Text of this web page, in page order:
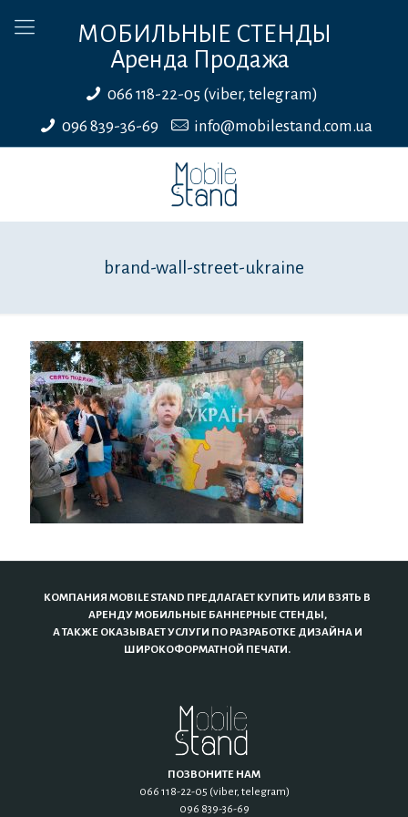
МОБИЛЬНЫЕ СТЕНДЫ
Аренда Продажа
066 118-22-05 (viber, telegram)
096 839-36-69
info@mobilestand.com.ua
brand-wall-street-ukraine
КОМПАНИЯ MOBILE STAND ПРЕДЛАГАЕТ КУПИТЬ ИЛИ ВЗЯТЬ В
АРЕНДУ МОБИЛЬНЫЕ БАННЕРНЫЕ СТЕНДЫ,
А ТАКЖЕ ОКАЗЫВАЕТ УСЛУГИ ПО РАЗРАБОТКЕ ДИЗАЙНА И
ШИРОКОФОРМАТНОЙ ПЕЧАТИ.
ПОЗВОНИТЕ НАМ
066 118-22-05 (viber, telegram)
096 839-36-69